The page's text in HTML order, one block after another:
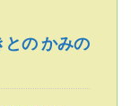
の かみの